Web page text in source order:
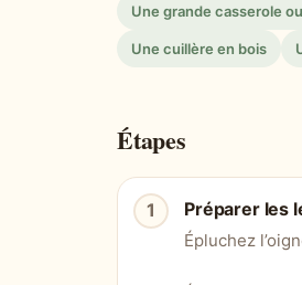
Une grande casserole
Une cuillère en bois
Étapes
Préparer les
Épluchez